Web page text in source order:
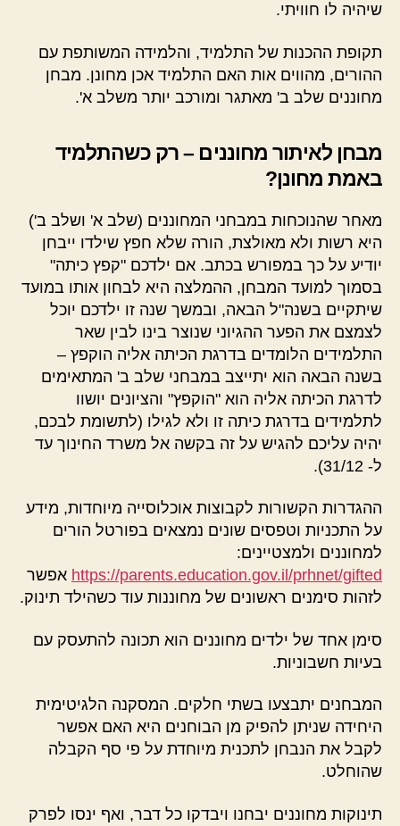
שיהיה לו חוויתי.
תקופת ההכנות של התלמיד, והלמידה המשותפת עם
ההורים, מהווים אות האם התלמיד אכן מחונן. מבחן
מחוננים שלב ב' מאתגר ומורכב יותר משלב א'.
מבחן לאיתור מחוננים – רק כשהתלמיד
באמת מחונן?
מאחר שהנוכחות במבחני המחוננים (שלב א' ושלב ב')
היא רשות ולא מאולצת, הורה שלא חפץ שילדו ייבחן
יודיע על כך במפורש בכתב. אם ילדכם "קפץ כיתה"
בסמוך למועד המבחן, ההמלצה היא לבחון אותו במועד
שיתקיים בשנה"ל הבאה, ובמשך שנה זו ילדכם יוכל
לצמצם את הפער ההגיוני שנוצר בינו לבין שאר
התלמידים הלומדים בדרגת הכיתה אליה הוקפץ –
בשנה הבאה הוא יתייצב במבחני שלב ב' המתאימים
לדרגת הכיתה אליה הוא "הוקפץ" והציונים יושוו
לתלמידים בדרגת כיתה זו ולא לגילו (לתשומת לבכם,
יהיה עליכם להגיש על זה בקשה אל משרד החינוך עד
ל- 31/12).
ההגדרות הקשורות לקבוצות אוכלוסייה מיוחדות, מידע
על התכניות וטפסים שונים נמצאים בפורטל הורים
למחוננים ולמצטיינים:
https://parents.education.gov.il/prhnet/gifted אפשר
לזהות סימנים ראשונים של מחוננות עוד כשהילד תינוק.
סימן אחד של ילדים מחוננים הוא תכונה להתעסק עם
בעיות חשבוניות.
המבחנים יתבצעו בשתי חלקים. המסקנה הלגיטימית
היחידה שניתן להפיק מן הבוחנים היא האם אפשר
לקבל את הנבחן לתכנית מיוחדת על פי סף הקבלה
שהוחלט.
תינוקות מחוננים יבחנו ויבדקו כל דבר, ואף ינסו לפרק